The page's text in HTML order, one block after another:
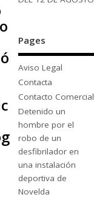
Pages
Aviso Legal
Contacta
Contacto Comercial
Detenido un
hombre por el
robo de un
desfibrilador en
una instalación
deportiva de
Novelda